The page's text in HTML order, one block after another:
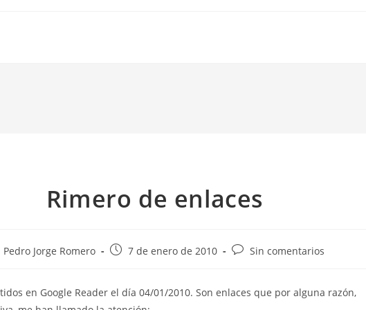
Rimero de enlaces
Pedro Jorge Romero
Publicación
entrada:
7 de enero de 2010
Comentarios
entrada:
Sin comentarios
en Google Reader el día 04/01/2010. Son enlaces que por alguna razón,